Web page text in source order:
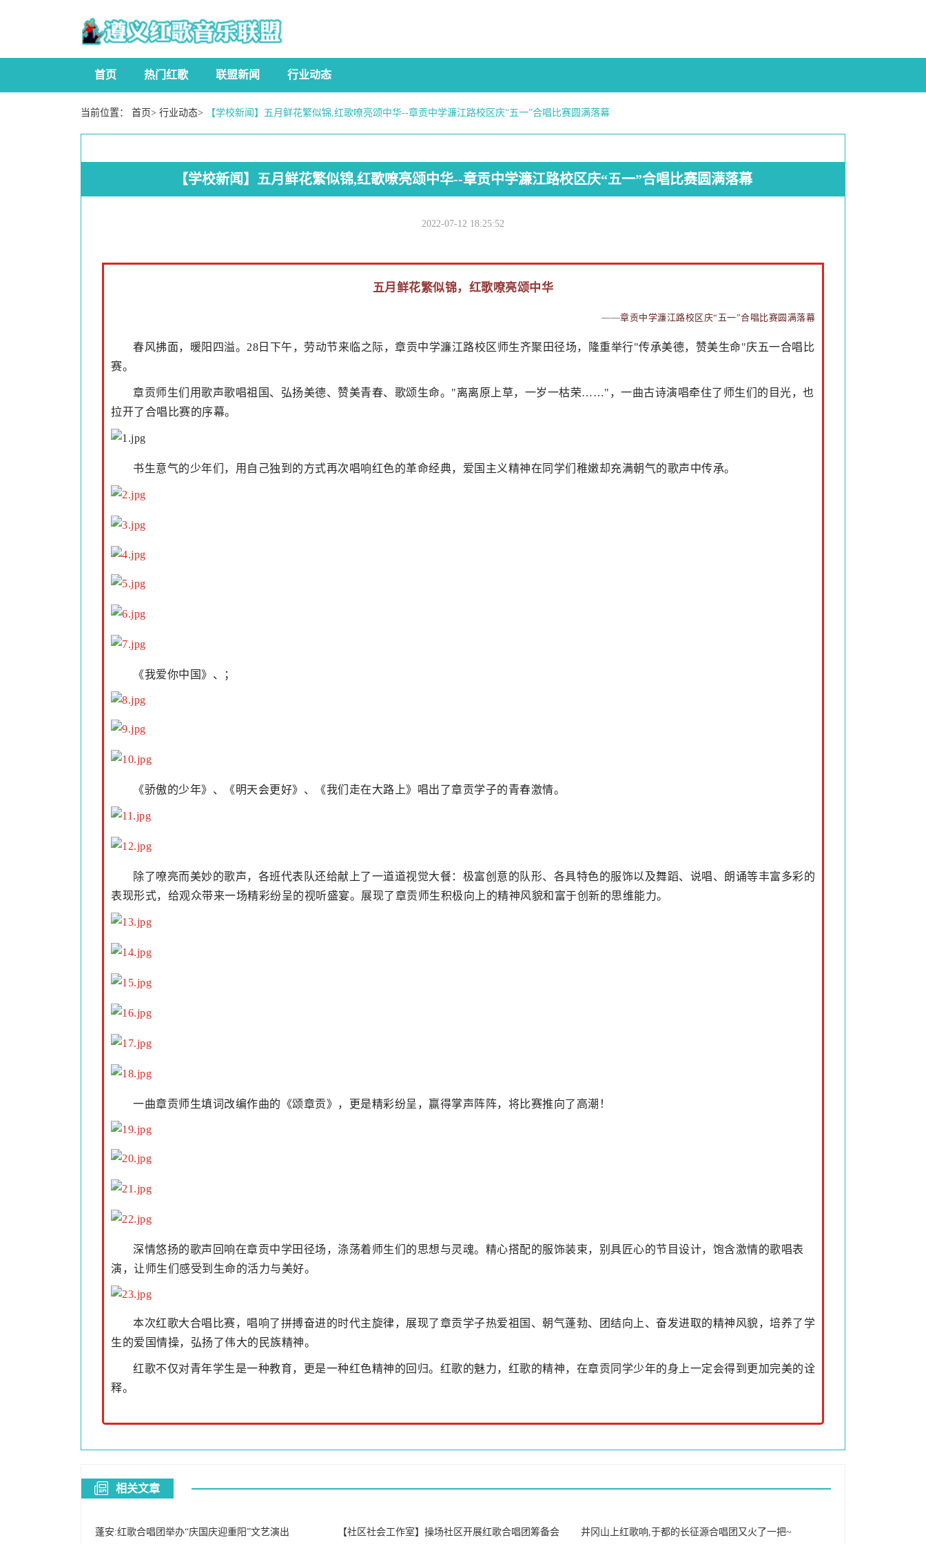
首页 热门红歌 联盟新闻 行业动态
当前位置： 首页> 行业动态> 【学校新闻】五月鲜花繁似锦,红歌嘹亮颂中华--章贡中学濂江路校区庆“五一”合唱比赛圆满落幕
【学校新闻】五月鲜花繁似锦,红歌嘹亮颂中华--章贡中学濂江路校区庆“五一”合唱比赛圆满落幕
2022-07-12 18:25:52
五月鲜花繁似锦，红歌嘹亮颂中华
——章贡中学濂江路校区庆“五一”合唱比赛圆满落幕
春风拂面，暖阳四溢。28日下午，劳动节来临之际，章贡中学濂江路校区师生齐聚田径场，隆重举行"传承美德，赞美生命"庆五一合唱比
赛。
章贡师生们用歌声歌唱祖国、弘扬美德、赞美青春、歌颂生命。"离离原上草，一岁一枯荣……"，一曲古诗演唱牵住了师生们的目光，也
拉开了合唱比赛的序幕。
书生意气的少年们，用自己独到的方式再次唱响红色的革命经典，爱国主义精神在同学们稚嫩却充满朝气的歌声中传承。
《我爱你中国》、；
《骄傲的少年》、《明天会更好》、《我们走在大路上》唱出了章贡学子的青春激情。
除了嘹亮而美妙的歌声，各班代表队还给献上了一道道视觉大餐：极富创意的队形、各具特色的服饰以及舞蹈、说唱、朗诵等丰富多彩的
表现形式，给观众带来一场精彩纷呈的视听盛宴。展现了章贡师生积极向上的精神风貌和富于创新的思维能力。
一曲章贡师生填词改编作曲的《颂章贡》，更是精彩纷呈，赢得掌声阵阵，将比赛推向了高潮！
深情悠扬的歌声回响在章贡中学田径场，涤荡着师生们的思想与灵魂。精心搭配的服饰装束，别具匠心的节目设计，饱含激情的歌唱表
演，让师生们感受到生命的活力与美好。
本次红歌大合唱比赛，唱响了拼搏奋进的时代主旋律，展现了章贡学子热爱祖国、朝气蓬勃、团结向上、奋发进取的精神风貌，培养了学
生的爱国情操，弘扬了伟大的民族精神。
红歌不仅对青年学生是一种教育，更是一种红色精神的回归。红歌的魅力，红歌的精神，在章贡同学少年的身上一定会得到更加完美的诠
释。
相关文章
蓬安:红歌合唱团举办“庆国庆迎重阳”文艺演出 【社区社会工作室】操场社区开展红歌合唱团筹备会 井冈山上红歌响,于都的长征源合唱团又火了一把~